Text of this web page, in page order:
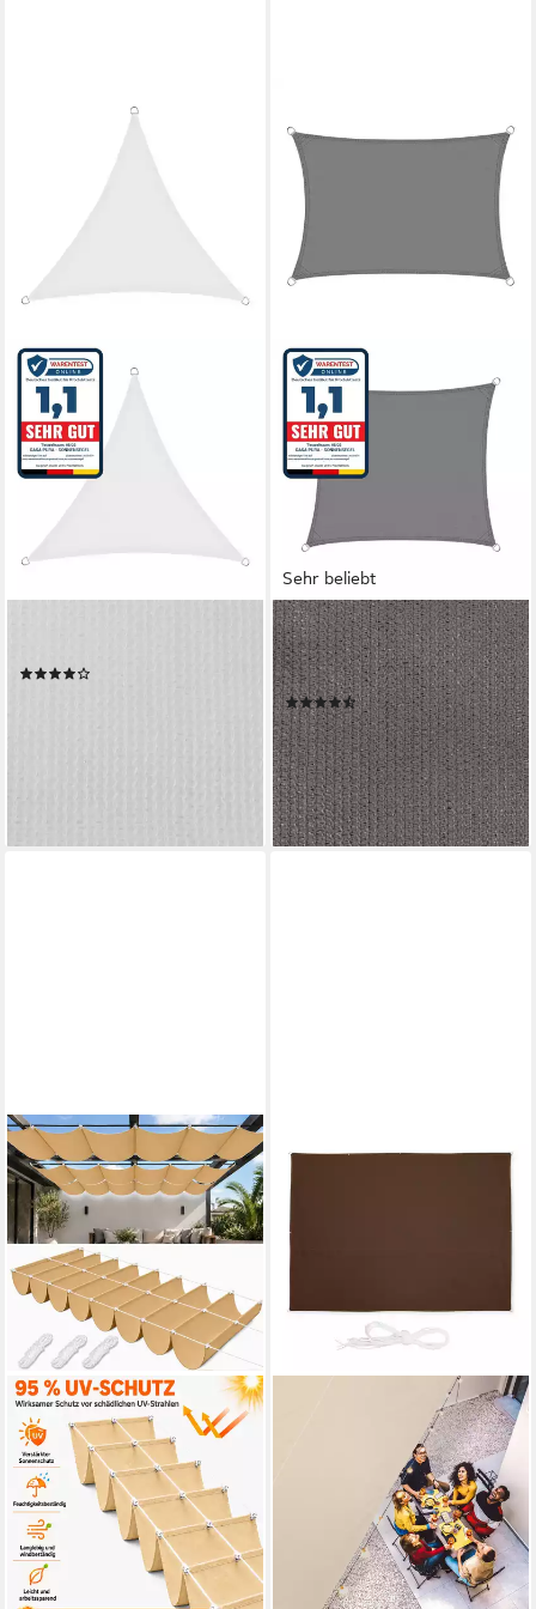
Sehr beliebt
KARAT
Sonnensegel, Einfache
Montage
(95)
ab 9,99 € 41,99 €
-76%
lieferbar - in 3-4 Werktagen bei dir